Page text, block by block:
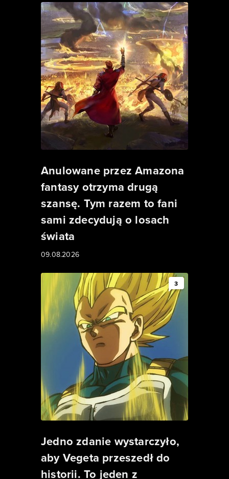
Anulowane przez Amazona
fantasy otrzyma drugą
szansę. Tym razem to fani
sami zdecydują o losach
świata
09.08.2026
3
Jedno zdanie wystarczyło,
aby Vegeta przeszedł do
historii. To jeden z